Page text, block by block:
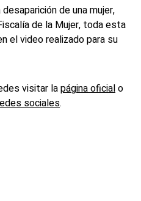
de una mujer,
de la Mujer, toda esta
el video realizado para su
visitar lapágina oficialo
sociales.